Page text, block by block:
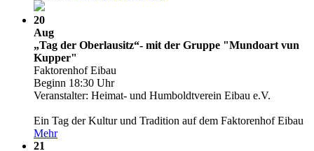
20
Aug
„Tag der Oberlausitz“- mit der Gruppe "Mundoart vun
Kupper"
Faktorenhof Eibau
Beginn 18:30 Uhr
Veranstalter: Heimat- und Humboldtverein Eibau e.V.
Ein Tag der Kultur und Tradition auf dem Faktorenhof Eibau
Mehr
21